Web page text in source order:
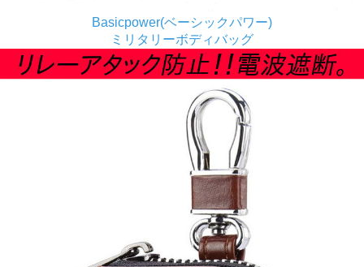
Basicpower(ベーシックパワー)
ミリタリーボディバッグ